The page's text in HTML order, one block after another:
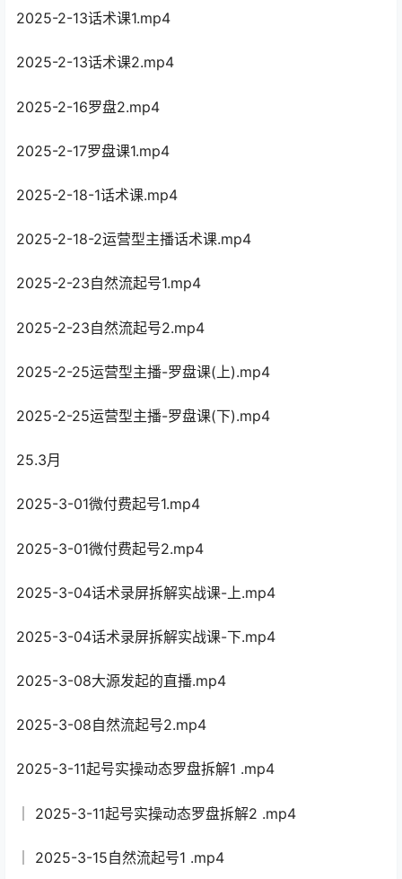
2025-2-13话术课1.mp4
2025-2-13话术课2.mp4
2025-2-16罗盘2.mp4
2025-2-17罗盘课1.mp4
2025-2-18-1话术课.mp4
2025-2-18-2运营型主播话术课.mp4
2025-2-23自然流起号1.mp4
2025-2-23自然流起号2.mp4
2025-2-25运营型主播-罗盘课(上).mp4
2025-2-25运营型主播-罗盘课(下).mp4
25.3月
2025-3-01微付费起号1.mp4
2025-3-01微付费起号2.mp4
2025-3-04话术录屏拆解实战课-上.mp4
2025-3-04话术录屏拆解实战课-下.mp4
2025-3-08大源发起的直播.mp4
2025-3-08自然流起号2.mp4
2025-3-11起号实操动态罗盘拆解1 .mp4
│ 2025-3-11起号实操动态罗盘拆解2 .mp4
│ 2025-3-15自然流起号1 .mp4